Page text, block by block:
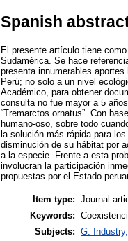
Spanish
El presente artículo tiene
Sudamérica. Se hace
presenta innumerables
Perú; no solo a un nivel
Académico, para obtener
consulta no fue mayor a 5
“Tremarctos ornatus”. Con
humano-oso, sobre todo
la solución más rápida para
disminución de su hábitat por
a la especie. Frente a esta
involucran la participación
propuestas por el Estado
Item type: Journal
Keywords:
Subjects: G.